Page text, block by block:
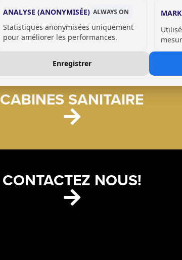
CABINES SANITAIRE
CONTACTEZ NOUS!
ANALYSE (ANONYMISÉE) ALWAYS ON
Statistiques anonymisées uniquement
pour améliorer les performances.
Enregistrer